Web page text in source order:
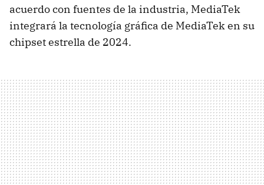
acuerdo con fuentes de la industria, MediaTek
integrará la tecnología gráfica de MediaTek en su
chipset estrella de 2024.